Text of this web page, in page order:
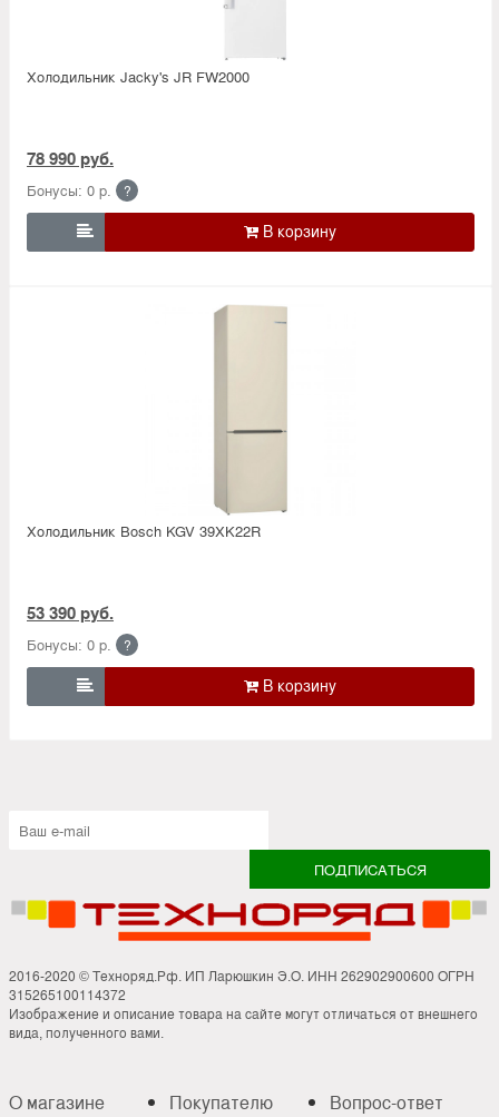
Холодильник Jacky's JR FW2000
78 990 руб.
Бонусы: 0 р. ?

Холодильник Bosсh KGV 39XK22R
53 390 руб.
Бонусы: 0 р. ?

2016-2020 © Техноряд.Рф. ИП Ларюшкин Э.О. ИНН 262902900600 ОГРН
315265100114372
Изображение и описание товара на сайте могут отличаться от внешнего
вида, полученного вами.
О магазине
Покупателю
Вопрос-ответ